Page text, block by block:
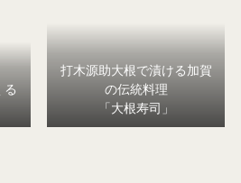
る
打木源助大根で漬ける加賀
の伝統料理
「大根寿司」